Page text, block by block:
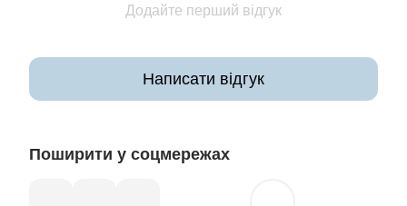
Додайте перший відгук
Написати відгук
Поширити у соцмережах